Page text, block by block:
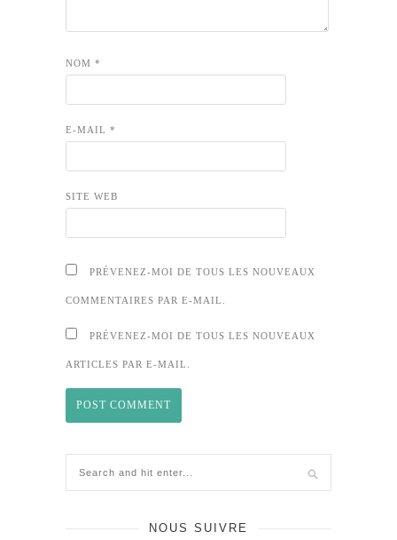
NOM *
E-MAIL *
SITE WEB
PRÉVENEZ-MOI DE TOUS LES NOUVEAUX
COMMENTAIRES PAR E-MAIL.
PRÉVENEZ-MOI DE TOUS LES NOUVEAUX
ARTICLES PAR E-MAIL.
NOUS SUIVRE